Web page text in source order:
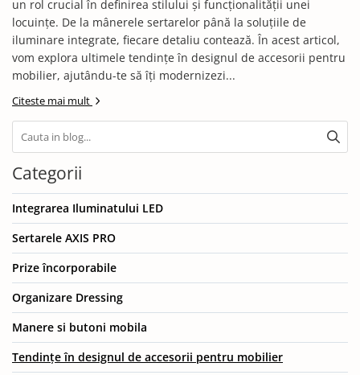
un rol crucial în definirea stilului și funcționalității unei
locuințe. De la mânerele sertarelor până la soluțiile de
iluminare integrate, fiecare detaliu contează. În acest articol,
vom explora ultimele tendințe în designul de accesorii pentru
mobilier, ajutându-te să îți modernizezi...
Citeste mai mult
Categorii
Integrarea Iluminatului LED
Sertarele AXIS PRO
Prize încorporabile
Organizare Dressing
Manere si butoni mobila
Tendințe în designul de accesorii pentru mobilier